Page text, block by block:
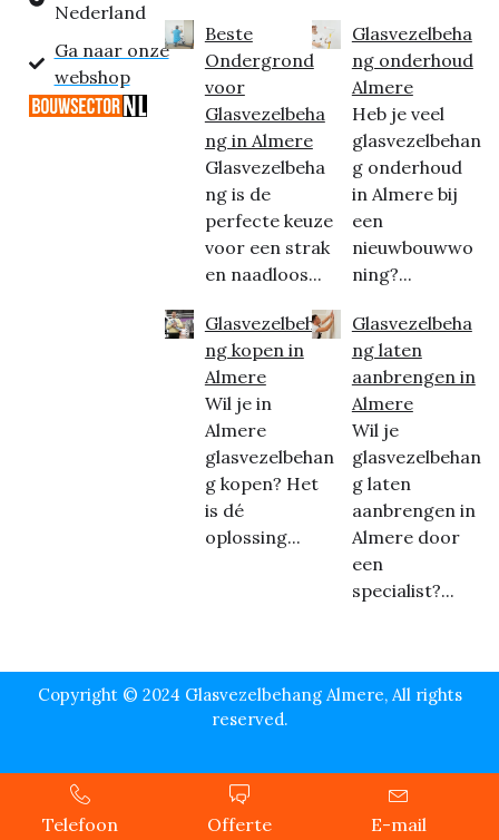
Nederland
Ga naar onze
webshop
Beste
Ondergrond
voor
Glasvezelbeha
ng in Almere
Glasvezelbeha
ng is de
perfecte keuze
voor een strak
en naadloos...
Glasvezelbeha
ng kopen in
Almere
Wil je in
Almere
glasvezelbehan
g kopen? Het
is dé
oplossing...
Glasvezelbeha
ng onderhoud
Almere
Heb je veel
glasvezelbehan
g onderhoud
in Almere bij
een
nieuwbouwwo
ning?...
Glasvezelbeha
ng laten
aanbrengen in
Almere
Wil je
glasvezelbehan
g laten
aanbrengen in
Almere door
een
specialist?...
Copyright © 2024 Glasvezelbehang Almere, All rights
reserved.
Telefoon Offerte E-mail